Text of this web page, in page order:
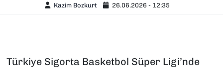
Kazim Bozkurt 26.06.2026 - 12:35
Türkiye Sigorta Basketbol Süper Ligi’nde